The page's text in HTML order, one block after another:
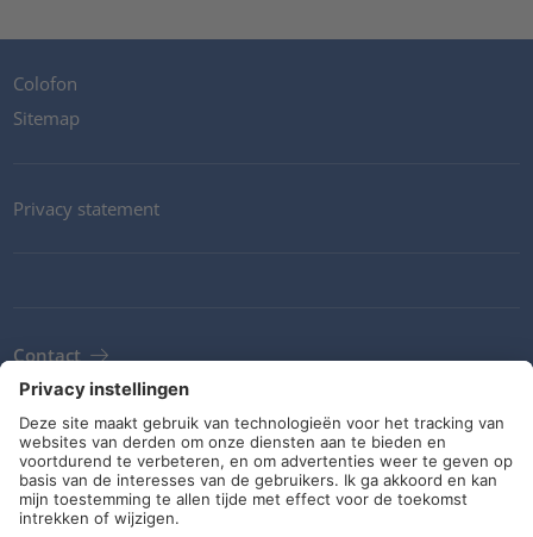
Colofon
Sitemap
Privacy statement
Contact
Newsletter
ALV
Richtlijnen en verplichtingen